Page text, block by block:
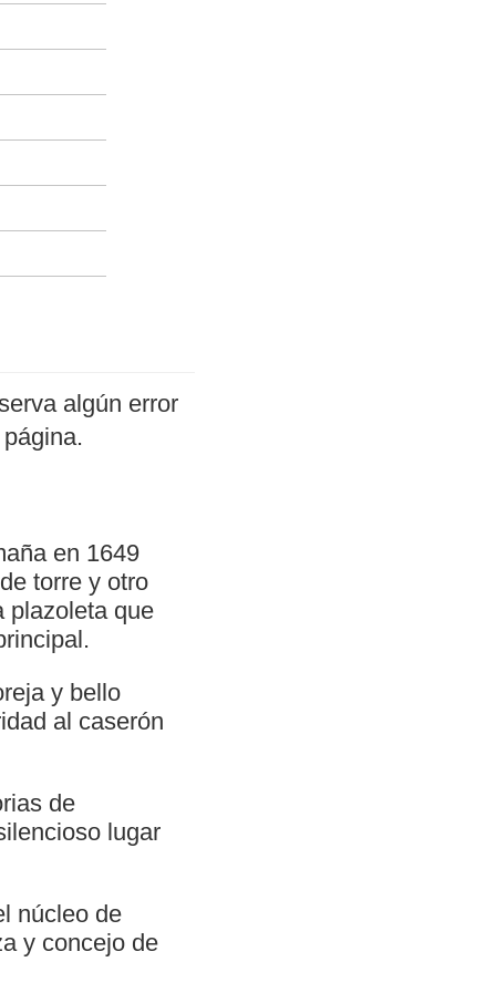
algún error
en 1649
torre y otro
plazoleta que
y bello
al caserón
de
lugar
núcleo de
y concejo de